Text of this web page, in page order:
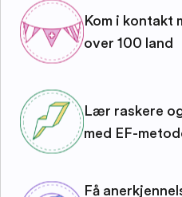
Kom i kontakt
over 100 land
Lær raskere
med EF-
Få